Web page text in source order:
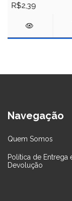
R$2,39
Navegação
Quem Somos
Política de Entrega
Devolução